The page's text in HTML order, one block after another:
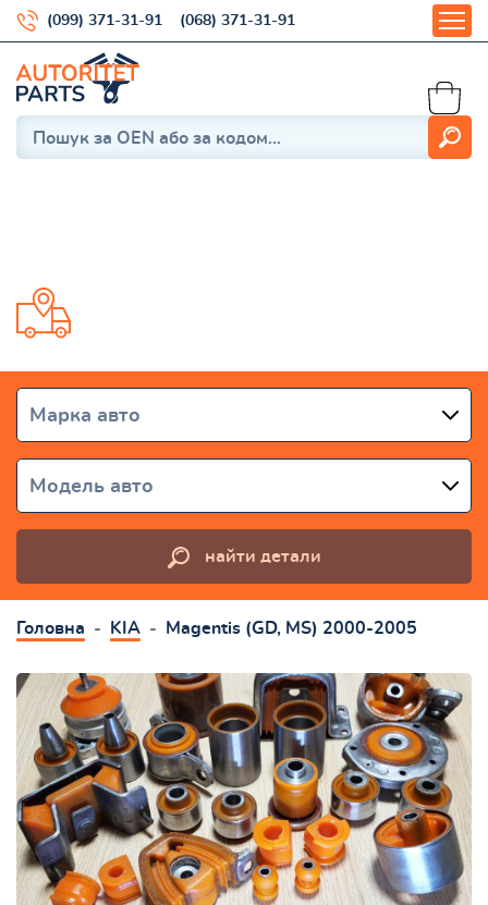
(099) 371-31-91 (068) 371-31-91
Марка авто
Модель авто
найти детали
Головна KIA Magentis (GD, MS) 2000-2005